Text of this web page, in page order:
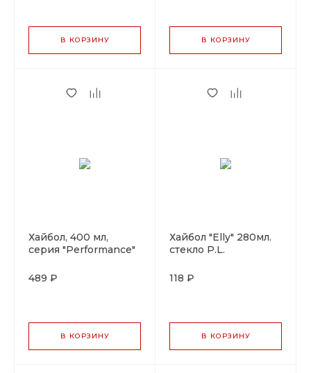
В КОРЗИНУ В КОРЗИНУ
Хайбол, 400 мл,
серия "Performance"
489 ₽
В КОРЗИНУ
Хайбол "Elly" 280мл.
стекло P.L.
118 ₽
В КОРЗИНУ